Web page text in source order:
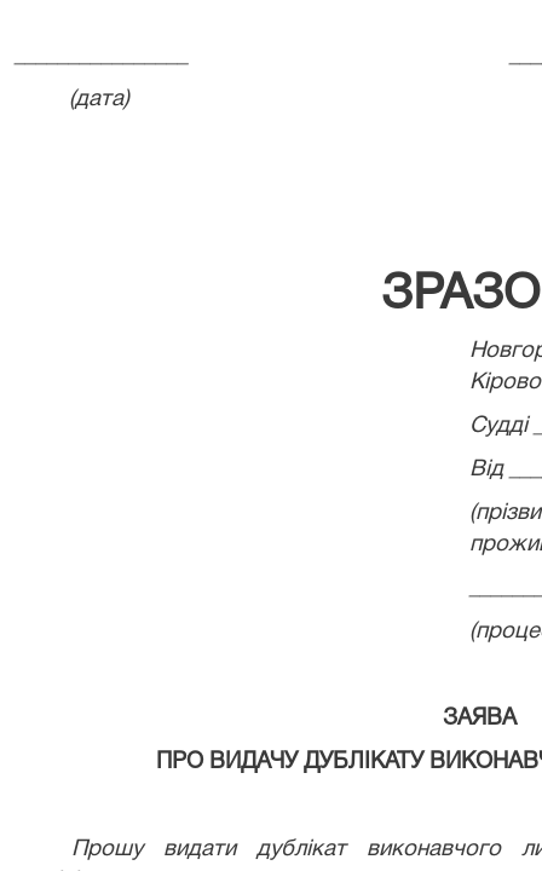
(дата)
Судді
Від
ЗАЯВА
ПРО ВИДАЧУ ДУБЛІКАТУ
Прошу видати дублікат виконавчого